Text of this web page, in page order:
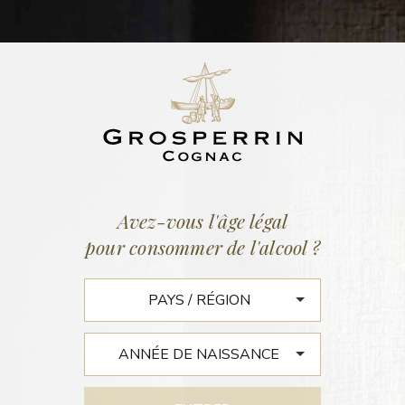
ACTUALITÉS
Accueil /Actualités
FINE SPIRITS – 2015
Deux titans face aux
cigares
Avez-vous l'âge légal
pour consommer de l'alcool ?